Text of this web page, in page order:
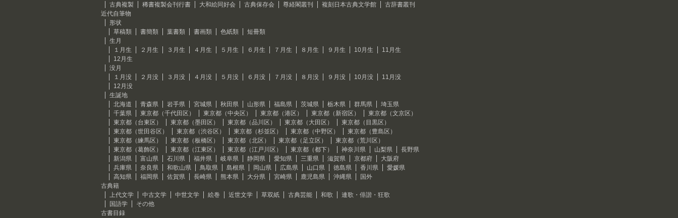
古典複製
稀書複製会刊行書 大和絵同好会 古典保存会 尊経閣叢刊 複刻日本古典文学館
古辞書叢刊
近代自筆物
形状
草稿類
書簡類 葉書類 書画類 色紙類
短冊類
生月
１月生
２月生 ３月生 ４月生 ５月生 ６月生 ７月生 ８月生 ９月生 10月生
11月生
12月生
没月
１月没
２月没 ３月没 ４月没 ５月没 ６月没 ７月没 ８月没 ９月没 10月没
11月没
12月没
生誕地
北海道
青森県 岩手県 宮城県 秋田県 山形県 福島県 茨城県 栃木県 群馬県
埼玉県
千葉県
東京都（千代田区） 東京都（中央区） 東京都（港区） 東京都（新宿区）
東京都（文京区）
東京都（台東区）
東京都（墨田区） 東京都（品川区） 東京都（大田区）
東京都（目黒区）
東京都（世田谷区）
東京都（渋谷区） 東京都（杉並区） 東京都（中野区）
東京都（豊島区）
東京都（練馬区）
東京都（板橋区） 東京都（北区） 東京都（足立区）
東京都（荒川区）
東京都（葛飾区）
東京都（江東区） 東京都（江戸川区） 東京都（都下） 神奈川県 山梨県
長野県
新潟県
富山県 石川県 福井県 岐阜県 静岡県 愛知県 三重県 滋賀県 京都府
大阪府
兵庫県
奈良県 和歌山県 鳥取県 島根県 岡山県 広島県 山口県 徳島県 香川県
愛媛県
高知県
福岡県 佐賀県 長崎県 熊本県 大分県 宮崎県 鹿児島県 沖縄県
国外
古典籍
上代文学
中古文学 中世文学 絵巻 近世文学 草双紙 古典芸能 和歌
連歌・俳諧・狂歌
国語学
その他
古書目録